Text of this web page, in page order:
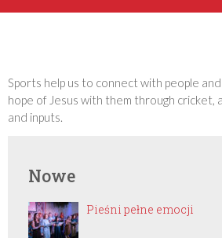
Sports help us to connect with people
hope of Jesus with them through cricket,
and inputs.
Nowe
Pieśni pełne emocji